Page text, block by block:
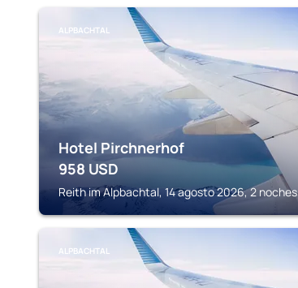
ALPBACHTAL
Hotel Pirchnerhof
958 USD
Reith im Alpbachtal, 14 agosto 2026, 2 noches
ALPBACHTAL